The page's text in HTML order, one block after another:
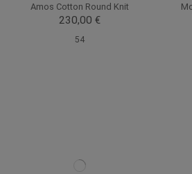
Amos Cotton Round Knit
230,00 €
54